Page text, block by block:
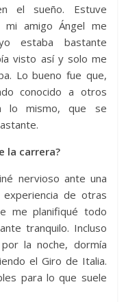
el sueño. Estuve
mi amigo Ángel me
estaba bastante
visto así y solo me
Lo bueno fue que,
conocido a otros
lo mismo, que se
la carrera?
nervioso ante una
de otras
me planifiqué todo
tranquilo. Incluso
la noche, dormía
el Giro de Italia.
para lo que suele